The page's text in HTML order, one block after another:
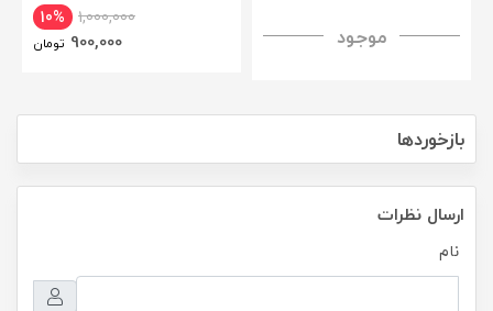
H+ Anti-explosion Tempered
موجود
10% 1,000,000
900,000 تومان
بازخوردها
ارسال نظرات
نام